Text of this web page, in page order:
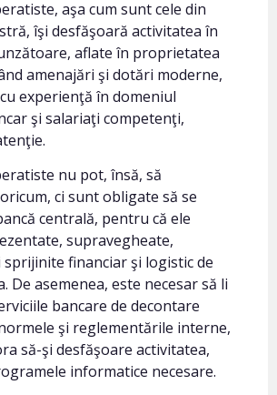
aşa cum sunt cele din
îşi desfăşoară activitatea în
aflate în proprietatea
amenajări şi dotări moderne,
experienţă în domeniul
şi salariaţi competenţi,
nu pot, însă, să
ci sunt obligate să se
centrală, pentru că ele
supravegheate,
financiar şi logistic de
De asemenea, este necesar să li
bancare de decontare
şi reglementările interne,
să-şi desfăşoare activitatea,
informatice necesare.